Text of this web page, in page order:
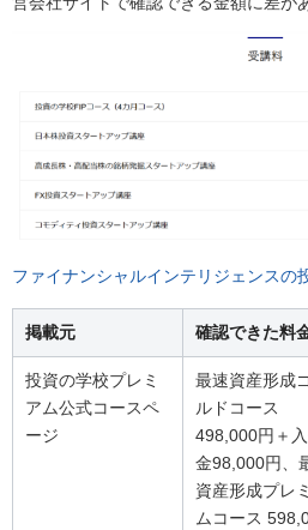
ファイナンシャルインテリジェンスの
掲載元 確認できた料
投資の学校プレミ
アム公式コースペ
ージ
最速資産形成
ルドコース
498,000円＋
金98,000円、
資産形成プレ
ムコース